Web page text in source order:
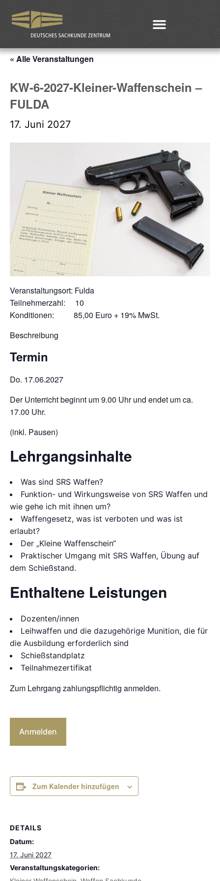
« Alle Veranstaltungen
KW-6-2027-Kleiner-Waffenschein –
FULDA
17. Juni 2027
Veranstaltungsort: Fulda
Teilnehmerzahl: 10
Konditionen: 85,00 Euro + 19% MwSt.
Beschreibung
Termin
Do. 17.06.2027
Der Unterricht beginnt um 9.00 Uhr und endet um ca.
17.00 Uhr.
(inkl. Pausen)
Lehrgangsinhalte
Was sind SRS Waffen?
Funktion- und Wirkungsweise von SRS Waffen und
wie gehe ich mit ihnen um?
Waffengesetz, was ist verboten und was ist
erlaubt?
Der „Kleine Waffenschein“
Praktischer Umgang mit SRS Waffen, Übung auf
dem Schießstand.
Enthaltene Leistungen
Dozenten/innen
Leihwaffen und die dazugehörige Munition, die für
die Ausbildung erforderlich sind
Schießstandplatz
Teilnahmezertifikat
Zum Lehrgang zahlungspflichtig anmelden.
Anmelden
Zum Kalender hinzufügen
DETAILS
Datum:
17. Juni 2027
Veranstaltungskategorien: